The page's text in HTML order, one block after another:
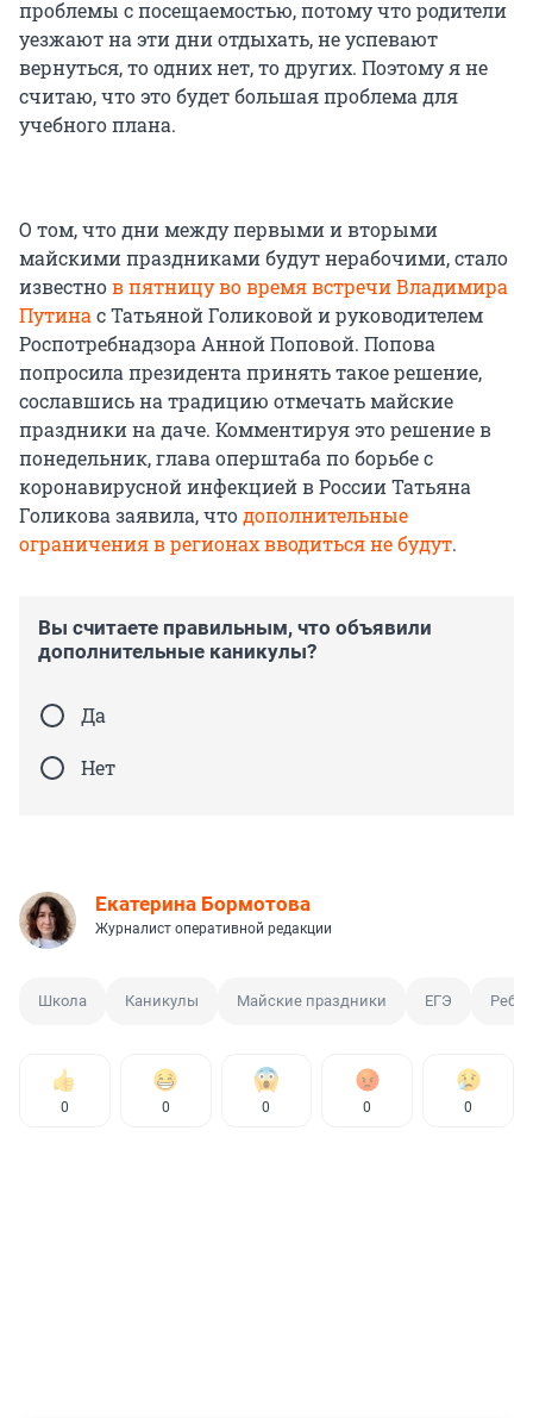
проблемы с посещаемостью, потому что родители
уезжают на эти дни отдыхать, не успевают
вернуться, то одних нет, то других. Поэтому я не
считаю, что это будет большая проблема для
учебного плана.
О том, что дни между первыми и вторыми
майскими праздниками будут нерабочими, стало
известнов пятницу во время встречи Владимира
Путинас Татьяной Голиковой и руководителем
Роспотребнадзора Анной Поповой. Попова
попросила президента принять такое решение,
сославшись на традицию отмечать майские
праздники на даче. Комментируя это решение в
понедельник, глава оперштаба по борьбе с
коронавирусной инфекцией в России Татьяна
Голикова заявила, чтодополнительные
ограничения в регионах вводиться не будут.
Вы считаете правильным, что объявили
дополнительные каникулы?
Да
Нет
Екатерина Бормотова
Журналист оперативной редакции
Школа Каникулы Майские праздники ЕГЭ
0 0 0 0 0